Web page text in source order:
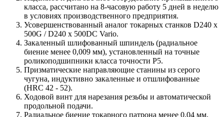
класса, рассчитано на 8-часовую работу 5 дней в неделю
в условиях производственного предприятия.
Усовершенствованный аналог токарных станков D240 x
500G / D240 x 500DC Vario.
Закаленный шлифованный шпиндель (радиальное
биение менее 0,009 мм), установленный на точные
роликоподшипники класса точности Р5.
Призматические направляющие станины из серого
чугуна, индуктивно закаленные и отшлифованные
(HRC 42 - 52).
Ходовой винт для нарезания резьбы и автоматической
продольной подачи.
Радиальное биение токарного патрона менее 0,04 мм.